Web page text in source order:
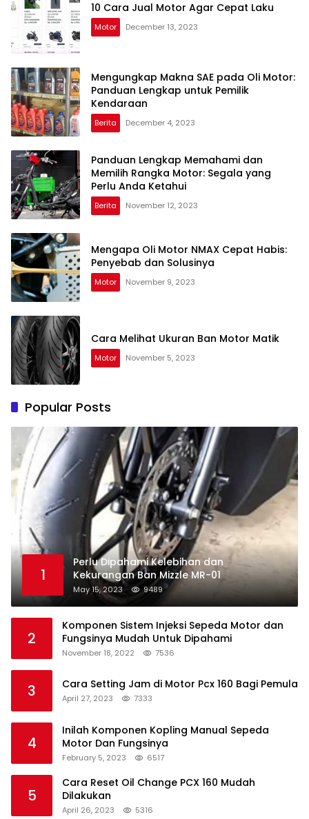
10 Cara Jual Motor Agar Cepat Laku
Motor December 13, 2023
Mengungkap Makna SAE pada Oli Motor:
Panduan Lengkap untuk Pemilik
Kendaraan
Berita December 4, 2023
Panduan Lengkap Memahami dan
Memilih Rangka Motor: Segala yang
Perlu Anda Ketahui
Berita November 12, 2023
Mengapa Oli Motor NMAX Cepat Habis:
Penyebab dan Solusinya
Motor November 9, 2023
Cara Melihat Ukuran Ban Motor Matik
Motor November 5, 2023
Popular Posts
1
Perlu Dipahami Kelebihan dan
Kekurangan Ban Mizzle MR-01
May 15, 2023 9489
2
Komponen Sistem Injeksi Sepeda Motor dan
Fungsinya Mudah Untuk Dipahami
November 18, 2022 7536
3 Cara Setting Jam di Motor Pcx 160 Bagi Pemula
April 27, 2023 7333
4
Inilah Komponen Kopling Manual Sepeda
Motor Dan Fungsinya
February 5, 2023 6517
5
Cara Reset Oil Change PCX 160 Mudah
Dilakukan
April 26, 2023 5316